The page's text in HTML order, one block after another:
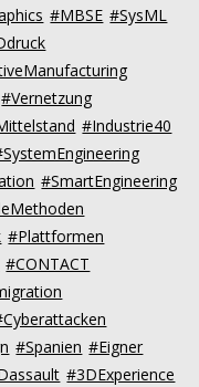
#MBSE #SysML
#Vernetzung
#Industrie40
#SmartEngineering
#Plattformen
#CONTACT
#Spanien #Eigner
#3DExperience